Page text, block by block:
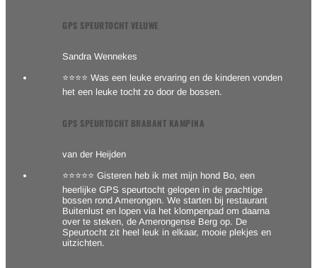
GPS SPEURTOCHT VELUWE
Sandra Wennekes
⭐⭐⭐⭐ Was een leuke ervaring en de kinderen vonden
het een leuke tocht zo door de bossen.
GPS SPEURTOCHT BRABANT KAMPINA
van der Heijden
⭐⭐⭐⭐⭐ Gisteren heb ik met mijn hond Bo, een
heerlijke GPS speurtocht gelopen in de prachtige
bossen rond Amerongen. We starten bij restaurant
Buitenlust en lopen via het klompenpad om daarna
over te steken, de Amerongense Berg op. De
Speurtocht zit heel leuk in elkaar, mooie plekjes en
uitzichten.